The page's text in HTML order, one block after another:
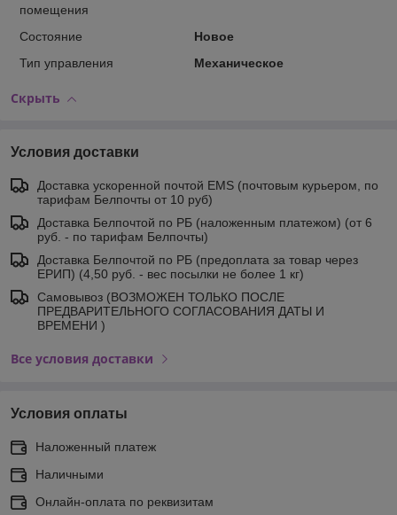
помещения
Состояние
Новое
Тип управления
Механическое
Скрыть
Условия доставки
Доставка ускоренной почтой EMS (почтовым курьером, по
тарифам Белпочты от 10 руб)
Доставка Белпочтой по РБ (наложенным платежом) (от 6
руб. - по тарифам Белпочты)
Доставка Белпочтой по РБ (предоплата за товар через
ЕРИП) (4,50 руб. - вес посылки не более 1 кг)
Самовывоз (ВОЗМОЖЕН ТОЛЬКО ПОСЛЕ
ПРЕДВАРИТЕЛЬНОГО СОГЛАСОВАНИЯ ДАТЫ И
ВРЕМЕНИ )
Все условия доставки
Условия оплаты
Наложенный платеж
Наличными
Онлайн-оплата по реквизитам